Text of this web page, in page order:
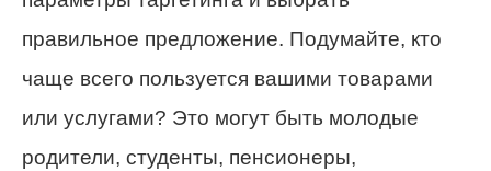
правильное предложение. Подумайте, кто
чаще всего пользуется вашими товарами
или услугами? Это могут быть молодые
родители, студенты, пенсионеры,